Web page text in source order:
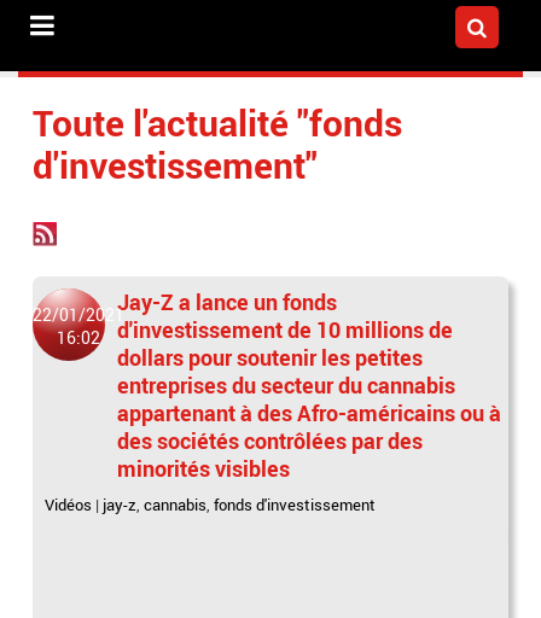
Toute l'actualité "fonds
d'investissement"
22/01/2021
16:02
Jay-Z a lance un fonds
d'investissement de 10 millions de
dollars pour soutenir les petites
entreprises du secteur du cannabis
appartenant à des Afro-américains ou à
des sociétés contrôlées par des
minorités visibles
Vidéos | jay-z,cannabis,fonds d'investissement